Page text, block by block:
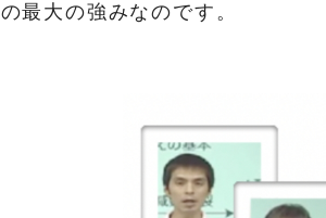
最大の強みなのです。